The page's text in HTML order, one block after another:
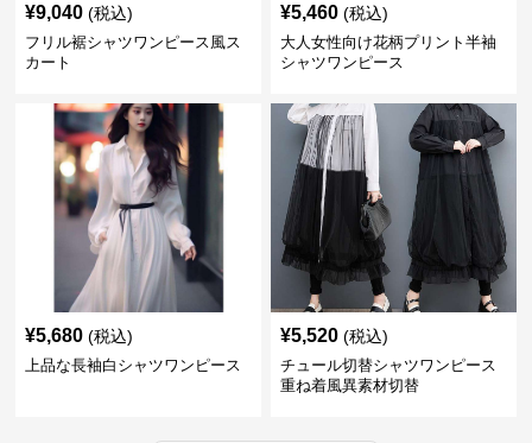
¥9,040 (税込)
フリル裾シャツワンピース風ス
カート
¥5,460 (税込)
大人女性向け花柄プリント半袖
シャツワンピース
¥5,680 (税込)
上品な長袖白シャツワンピース
¥5,520 (税込)
チュール切替シャツワンピース
重ね着風異素材切替